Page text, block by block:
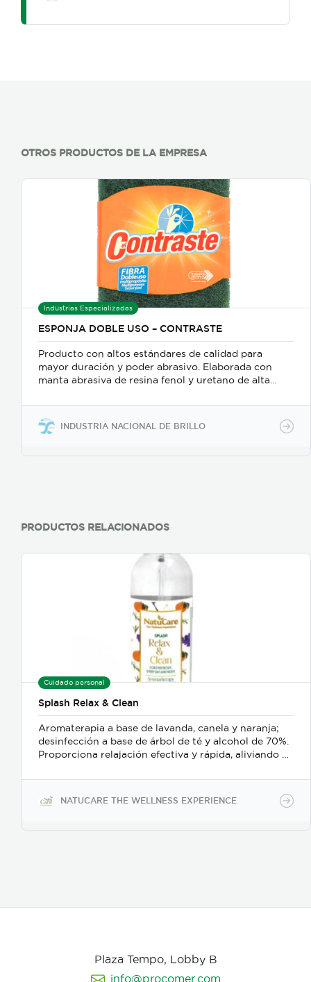
OTROS PRODUCTOS DE LA EMPRESA
Industrias Especializadas
ESPONJA DOBLE USO – CONTRASTE
Producto con altos estándares de calidad para
mayor duración y poder abrasivo. Elaborada con
manta abrasiva de resina fenol y uretano de alta
del mercado.
INDUSTRIA NACIONAL DE BRILLO
PRODUCTOS RELACIONADOS
Cuidado personal
Splash Relax & Clean
Aromaterapia a base de lavanda, canela y naranja;
desinfección a base de árbol de té y alcohol de 70%.
Proporciona relajación efectiva y rápida, aliviando el
desinfectante para manos o superficies.
NATUCARE THE WELLNESS EXPERIENCE
Plaza Tempo, Lobby B
info@procomer.com